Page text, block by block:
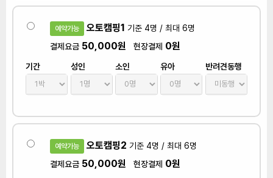
예약가능 오토캠핑1 기준 4명 / 최대 6명
결제요금 50,000원 현장결제 0원
기간 성인 소인 유아 반려견동행
예약가능 오토캠핑2 기준 4명 / 최대 6명
결제요금 50,000원 현장결제 0원